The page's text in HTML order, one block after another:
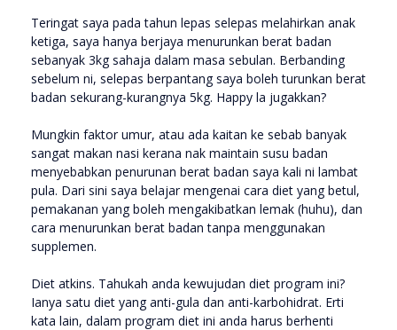
Teringat saya pada tahun lepas selepas melahirkan anak
ketiga, saya hanya berjaya menurunkan berat badan
sebanyak 3kg sahaja dalam masa sebulan. Berbanding
sebelum ni, selepas berpantang saya boleh turunkan berat
badan sekurang-kurangnya 5kg. Happy la jugakkan?
Mungkin faktor umur, atau ada kaitan ke sebab banyak
sangat makan nasi kerana nak maintain susu badan
menyebabkan penurunan berat badan saya kali ni lambat
pula. Dari sini saya belajar mengenai cara diet yang betul,
pemakanan yang boleh mengakibatkan lemak (huhu), dan
cara menurunkan berat badan tanpa menggunakan
supplemen.
Diet atkins. Tahukah anda kewujudan diet program ini?
Ianya satu diet yang anti-gula dan anti-karbohidrat. Erti
kata lain, dalam program diet ini anda harus berhenti